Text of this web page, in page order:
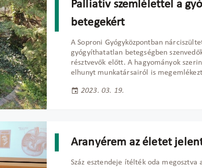
Palliatív szemlélettel a
betegekért
A Soproni Gyógyközpontban
gyógyíthatatlan betegségben
résztvevők előtt. A hagyományok
elhunyt munkatársairól is
2023. 03. 19.
Aranyérem az életet
Száz esztendeje ítélték oda megosztva